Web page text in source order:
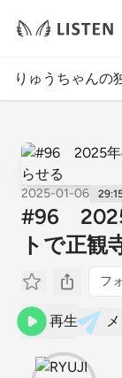
りゅうちゃんの
2025-01-06
#96
トで正観
フ
再生